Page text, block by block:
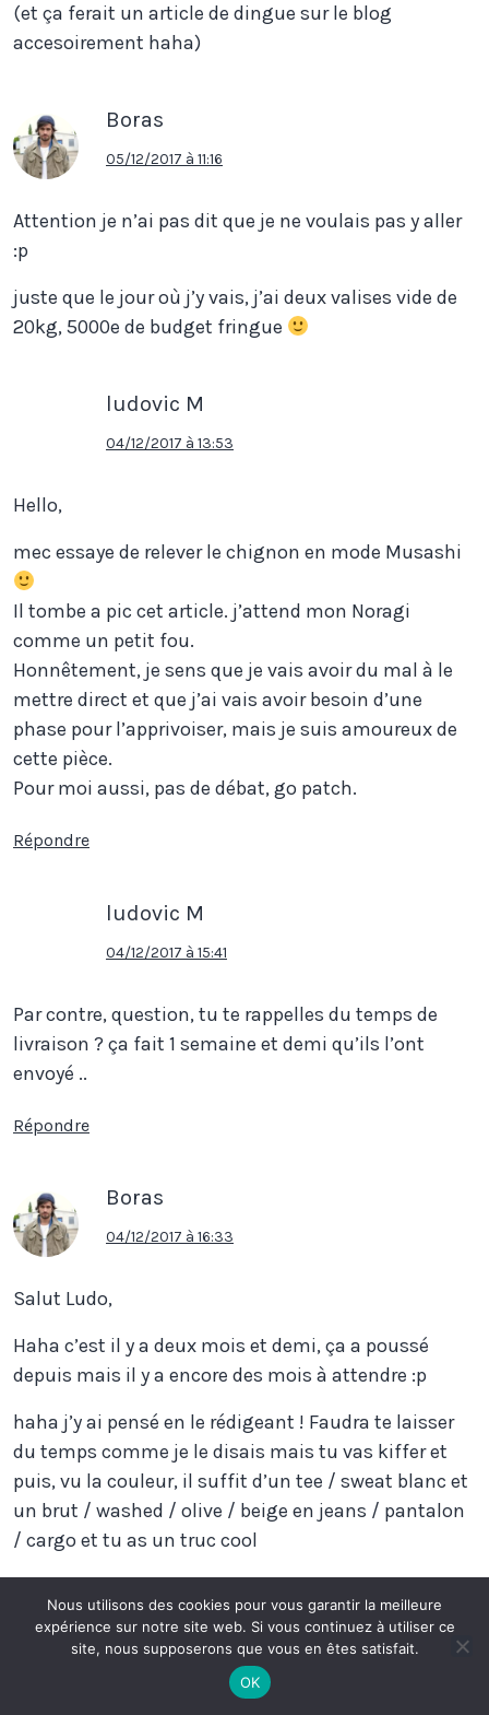
(et ça ferait un article de dingue sur le blog
accesoirement haha)
Boras
05/12/2017 à 11:16
Attention je n’ai pas dit que je ne voulais pas y aller
:p
juste que le jour où j’y vais, j’ai deux valises vide de
20kg, 5000e de budget fringue
ludovic M
04/12/2017 à 13:53
Hello,
mec essaye de relever le chignon en mode Musashi
Il tombe a pic cet article. j’attend mon Noragi
comme un petit fou.
Honnêtement, je sens que je vais avoir du mal à le
mettre direct et que j’ai vais avoir besoin d’une
phase pour l’apprivoiser, mais je suis amoureux de
cette pièce.
Pour moi aussi, pas de débat, go patch.
Répondre
ludovic M
04/12/2017 à 15:41
Par contre, question, tu te rappelles du temps de
livraison ? ça fait 1 semaine et demi qu’ils l’ont
envoyé ..
Répondre
Boras
04/12/2017 à 16:33
Salut Ludo,
Haha c’est il y a deux mois et demi, ça a poussé
depuis mais il y a encore des mois à attendre :p
haha j’y ai pensé en le rédigeant ! Faudra te laisser
du temps comme je le disais mais tu vas kiffer et
puis, vu la couleur, il suffit d’un tee / sweat blanc et
un brut / washed / olive / beige en jeans / pantalon
/ cargo et tu as un truc cool
seconde main, elle était sortie deux ans plus tot
quand je l’ai commandée
pour le patch, je vasi voir, j’hésite juste sur le fair
Nous utilisons des cookies pour vous garantir la meilleure
expérience sur notre site web. Si vous continuez à utiliser ce
site, nous supposerons que vous en êtes satisfait.
OK